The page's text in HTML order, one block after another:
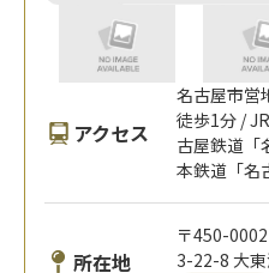
アクセス
名古屋市営
徒歩1分 /
古屋鉄道「
本鉄道「名
所在地
〒450-
3-22-8 大